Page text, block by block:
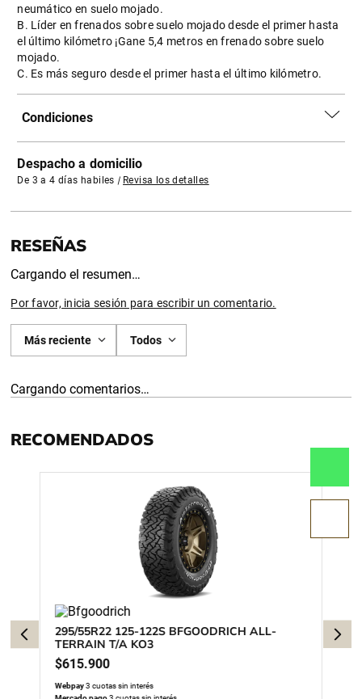
neumático en suelo mojado.
B. Líder en frenados sobre suelo mojado desde el primer hasta
el último kilómetro ¡Gane 5,4 metros en frenado sobre suelo
mojado.
C. Es más seguro desde el primer hasta el último kilómetro.
Condiciones
Despacho a domicilio
De 3 a 4 días habiles | Revisa los detalles
Cargando el resumen…
Por favor, inicia sesión para escribir un comentario.
Más reciente Todos
Cargando comentarios…
RECOMENDADOS
295/55R22 125-122S BFGOODRICH ALL-
TERRAIN T/A KO3
$615.900
Webpay3 cuotas sin interés